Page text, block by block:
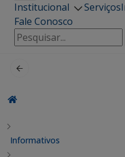
Institucional Serviços
Fale Conosco
Pesquisar
por:
Informativos